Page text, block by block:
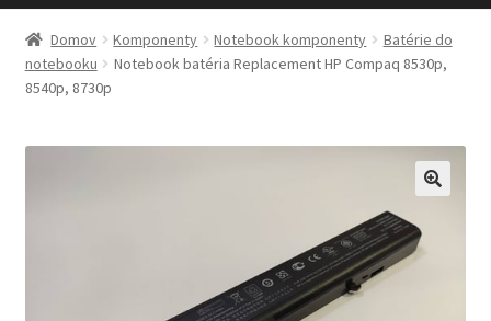
Domovská
stránka
GDPR
Domov Komponenty Notebook komponenty
Batérie do
notebooku
Notebook batéria Replacement HP Compaq 8530p,
8540p, 8730p